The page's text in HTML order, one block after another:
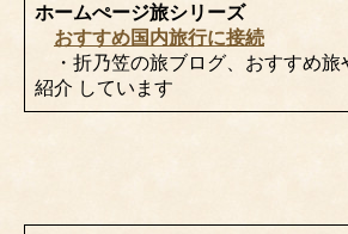
ホームぺージ旅シリーズ
おすすめ国内旅行に接続
・折乃笠の旅ブログ、おすすめ旅
紹介 しています